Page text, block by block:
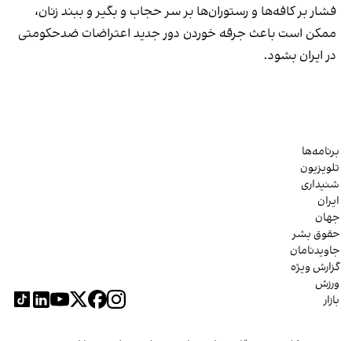
فشار بر کافه‌ها و رستوران‌ها بر سر حجاب و بگیر و ببند زنان،
ممکن است باعث جرقه خوردن دور جدید اعتراضات ضدحکومتی
در ایران بشود.
برنامه‌ها
تلویزیون
شنیداری
ایران
جهان
حقوق بشر
جاویدنامان
گزارش ویژه
ورزش
بازار